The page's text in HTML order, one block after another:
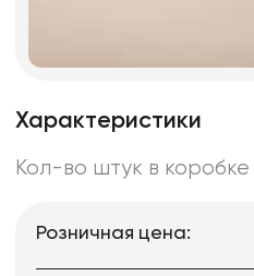
Характеристики
Кол-во штук в коробке
Розничная цена: